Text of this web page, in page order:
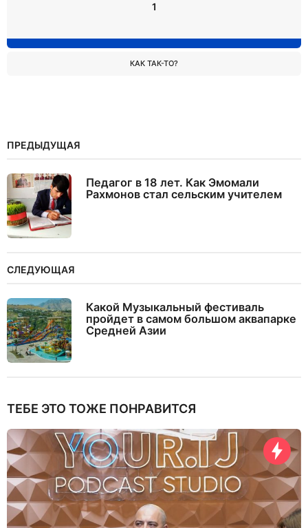
1
КАК ТАК-ТО?
ПРЕДЫДУЩАЯ
Педагог в 18 лет. Как Эмомали
Рахмонов стал сельским учителем
СЛЕДУЮЩАЯ
Какой Музыкальный фестиваль
пройдет в самом большом аквапарке
Средней Азии
ТЕБЕ ЭТО ТОЖЕ ПОНРАВИТСЯ